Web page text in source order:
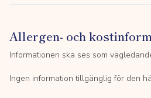
Allergen- och
Informationen ska ses som
Ingen information tillgänglig för den